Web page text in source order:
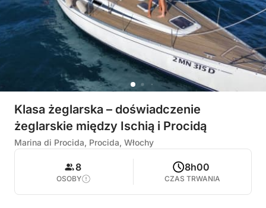
Klasa żeglarska – doświadczenie
żeglarskie między Ischią i Procidą
Marina di Procida, Procida, Włochy
8
OSOBY
8h00
CZAS TRWANIA